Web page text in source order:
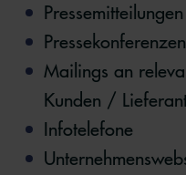
Pressemitteilungen
Pressekonferenzen
Mailings an
Kunden /
Infotelefone